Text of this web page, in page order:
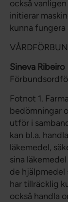
också
initierar
kunna fungera
Sineva Ribeiro
Fotnot 1.
bedömningar
utför i
kan bl.a.
läkemedel,
sina
de hjälpmedel
har tillräcklig
också handla